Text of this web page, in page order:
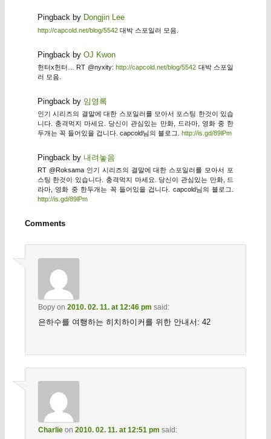
Pingback by Dongjin Lee
http://capcold.net/blog/5542대박 스포일러 모음.
Pingback by OJ Kwon
헌터x헌터… RT @nyxity:http://capcold.net/blog/5542 대박 스포일
러 모음.
Pingback by 임영록
인기 시리즈의 결말에 대한 스포일러를 모아서 포스팅 한것이 있습
니다. 충격먹지 마세요. 당신이 관심있는 만화, 드라마, 영화 중 한
두개는 꼭 들어있을 겁니다. capcold님의 블로그. http://is.gd/89lPm
Pingback by 내려놓음
RT @Roksama 인기 시리즈의 결말에 대한 스포일러를 모아서 포
스팅 한것이 있습니다. 충격먹지 마세요. 당신이 관심있는 만화, 드
라마, 영화 중 한두개는 꼭 들어있을 겁니다. capcold님의 블로그.
http://is.gd/89lPm
Comments
Bopyon 2010. 02. 11. at 12:46 pm said:
은하수를 여행하는 히치하이커를 위한 안내서: 42
Charlieon 2010. 02. 11. at 12:51 pm said: